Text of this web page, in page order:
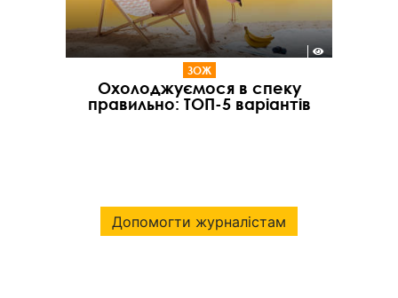
ЗОЖ
Охолоджуємося в спеку
правильно: ТОП-5 варіантів
Допомогти журналістам